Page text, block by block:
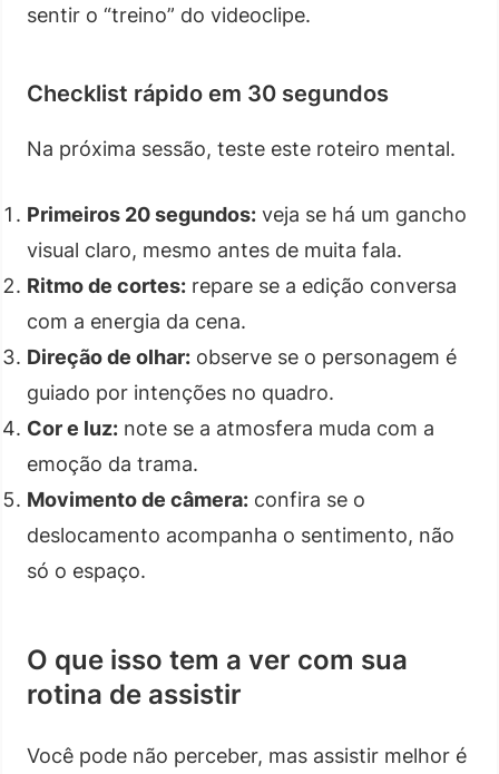
sentir o “treino” do videoclipe.
Checklist rápido em 30 segundos
Na próxima sessão, teste este roteiro mental.
Primeiros 20 segundos: veja se há um gancho
visual claro, mesmo antes de muita fala.
Ritmo de cortes: repare se a edição conversa
com a energia da cena.
Direção de olhar: observe se o personagem é
guiado por intenções no quadro.
Cor e luz: note se a atmosfera muda com a
emoção da trama.
Movimento de câmera: confira se o
deslocamento acompanha o sentimento, não
só o espaço.
O que isso tem a ver com sua
rotina de assistir
Você pode não perceber, mas assistir melhor é